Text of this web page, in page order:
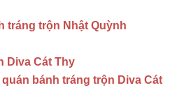
tráng trộn Nhật Quỳnh
Diva Cát Thy
bánh tráng trộn Diva Cát